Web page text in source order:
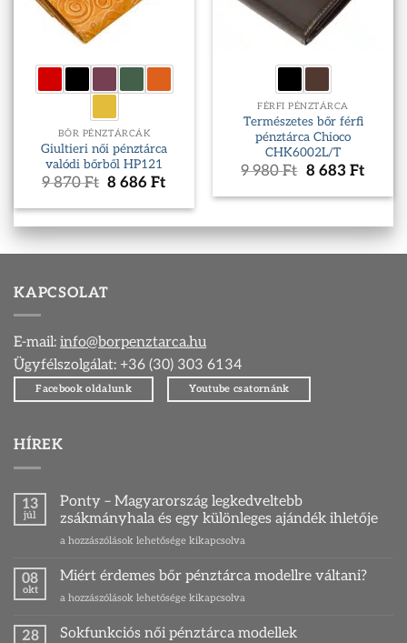
BŐR PÉNZTÁRCÁK
Giultieri női pénztárca
valódi bőrből HP121
9 870Ft Original
was:
9
870 Ft.
8 686Ft
is:
8
686 Ft.
FÉRFI PÉNZTÁRCA
Természetes bőr férfi
pénztárca Chioco
CHK6002L/T
9 980Ft Original
was:
980 Ft.
8 683 Ft
is:
683
KAPCSOLAT
E-mail: info@borpenztarca.hu
Ügyfélszolgálat: +36 (30) 303 6134
Facebook oldalunk Youtube csatornánk
HÍREK
13
júl
Ponty – Magyarország legkedveltebb
zsákmányhala és egy különleges ajándék ihletője
Ponty
Magyarország
zsákmányhala
egy
a hozzászólások lehetősége kikapcsolva
08
okt
Miért érdemes bőr pénztárca modellre váltani?
Miért
bőr
a hozzászólások lehetősége kikapcsolva
28 Sokfunkciós női pénztárca modellek